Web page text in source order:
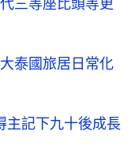
三等座比頭等更
泰國旅居日常化
記下九十後成長